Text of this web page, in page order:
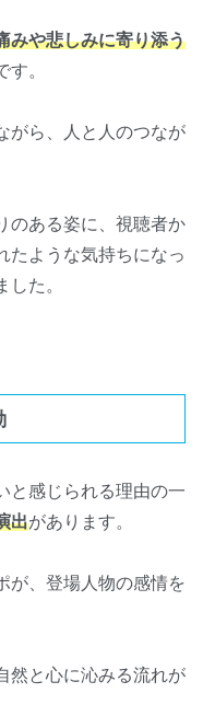
みや悲しみに寄り添う
す。
がら、人と人のつなが
のある姿に、視聴者か
たような気持ちになっ
た。
と感じられる理由の一
出があります。
が、登場人物の感情を
然と心に沁みる流れが